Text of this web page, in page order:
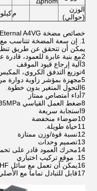
الوزن
(حوالي)
م
خصائص مضخة Eternal A4VG:
1. إن سعة المضخة تتناسب مع سرعة دورانها وتحريكها.
يمكن أن تتحقق عن طريق
2مع بنية عابرة للعمود، قادرة على تشكيل مضخة مزدوجة.
3آلية إرجاع قيود الموقف
4توزيع التدفق الكروي، المكبس يميل حول العمود.
5مجهزة بمؤشر زاوية دوارة من صفيحة السواش.
6التحول المتغير بدون خطوة.
7أداء امتصاص ممتاز
8ضغط العمل القياسي 35MPa
9استجابة سريعة
10ضوضاء منخفضة
11حياة طويلة.
12نسبة قوة/وزن ممتازة
13تصميم وحدات
14محرك العمود قادر على تحمل الحمل المحوري والشعاعي.
15. موقع تركيب اختياري
16يمكن أن تعمل مع سائل HF لخفض المعلمات التشغيلية.
17قابل للتبادل تماما مع الأصلي